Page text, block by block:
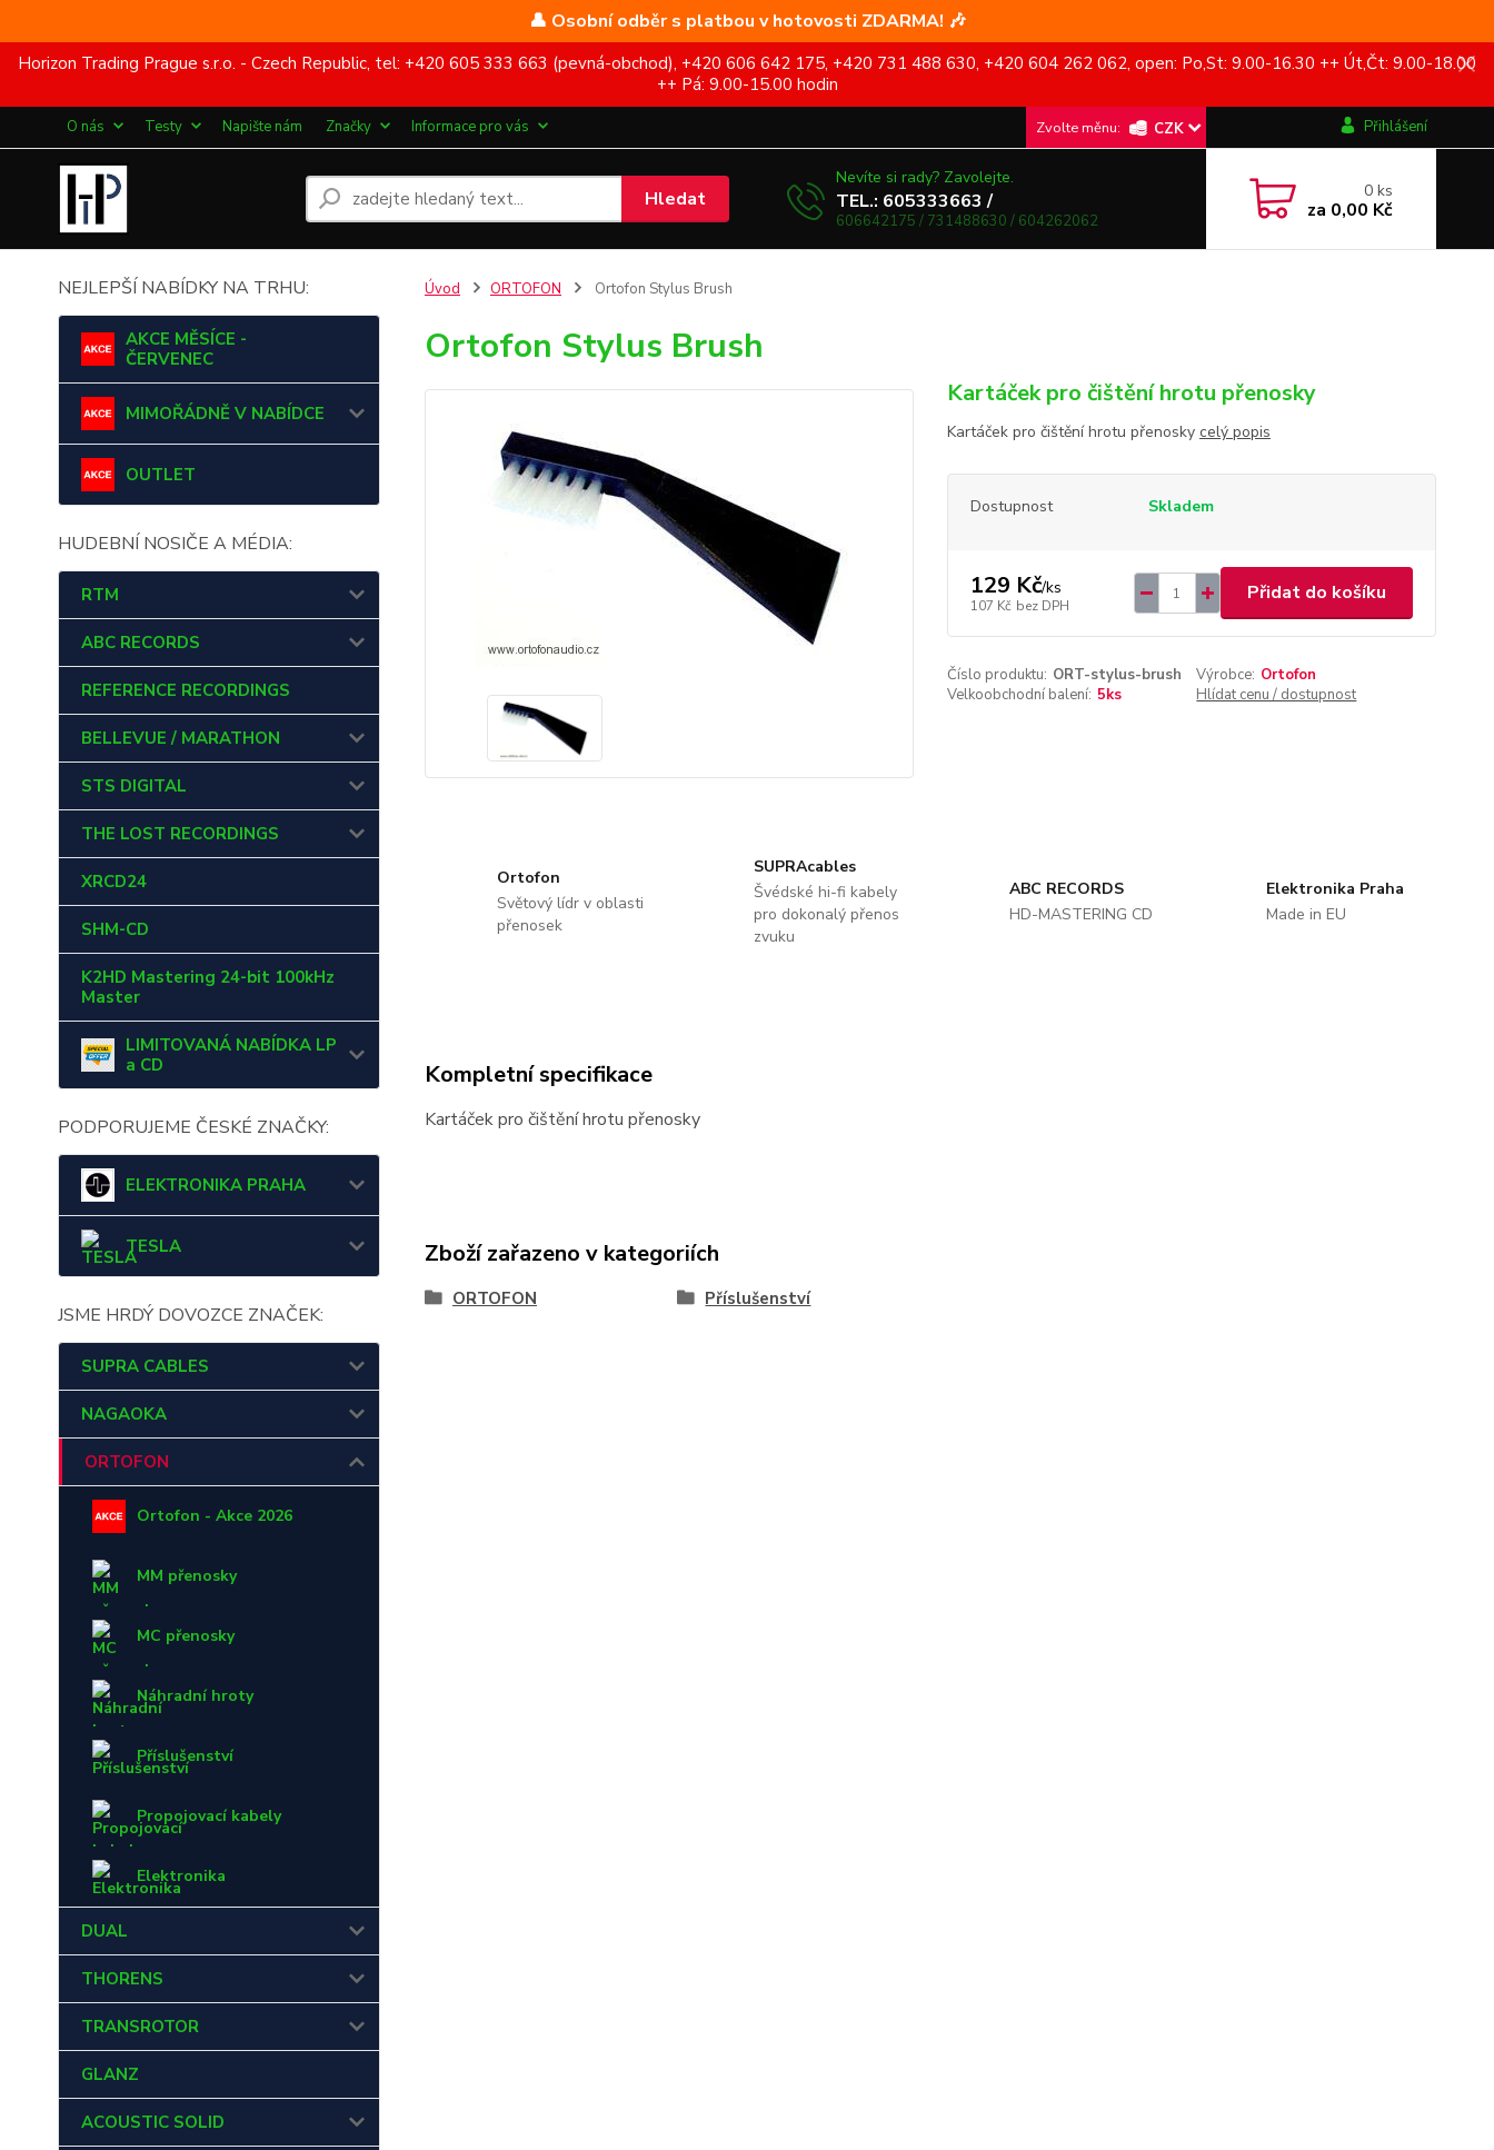
👤 Osobní odběr s platbou v hotovosti ZDARMA! 🎶
Horizon Trading Prague s.r.o. - Czech Republic, tel: +420 605 333 663 (pevná-obchod), +420 606 642 175, +420 731 488 630, +420 604 262 062, open: Po,St: 9.00-16.30 ++ Út,Čt: 9.00-18.00
++ Pá: 9.00-15.00 hodin
O nás Testy Napište nám Značky Informace pro vás CZK Přihlášení
Hledat
Nevíte si rady? Zavolejte.
TEL.: 605333663 /
606642175 / 731488630 / 604262062
0ks
za 0,00 Kč
NEJLEPŠÍ NABÍDKY NA TRHU:
AKCE MĚSÍCE -
ČERVENEC
MIMOŘÁDNĚ V NABÍDCE
OUTLET
HUDEBNÍ NOSIČE A MÉDIA:
RTM
ABC RECORDS
REFERENCE RECORDINGS
BELLEVUE / MARATHON
STS DIGITAL
THE LOST RECORDINGS
XRCD24
SHM-CD
K2HD Mastering 24-bit 100kHz
Master
LIMITOVANÁ NABÍDKA LP
a CD
PODPORUJEME ČESKÉ ZNAČKY:
ELEKTRONIKA PRAHA
TESLA
JSME HRDÝ DOVOZCE ZNAČEK:
SUPRA CABLES
NAGAOKA
ORTOFON
Ortofon - Akce 2026
MM přenosky
MC přenosky
Náhradní hroty
Příslušenství
Propojovací kabely
Elektronika
DUAL
THORENS
TRANSROTOR
GLANZ
ACOUSTIC SOLID
Úvod ORTOFON Ortofon Stylus Brush
Ortofon Stylus Brush
Kartáček pro čištění hrotu přenosky
Kartáček pro čištění hrotu přenosky celý popis
Dostupnost Skladem
129 Kč/ks
107 Kč bez DPH
Přidat do košíku
Číslo produktu: ORT-stylus-brush Výrobce: Ortofon
Velkoobchodní balení: 5ks Hlídat cenu / dostupnost
Ortofon
Světový lídr v oblasti
přenosek
SUPRAcables
Švédské hi-fi kabely
pro dokonalý přenos
zvuku
ABC RECORDS
HD-MASTERING CD
Elektronika Praha
Made in EU
Kompletní specifikace
Kartáček pro čištění hrotu přenosky
Zboží zařazeno v kategoriích
ORTOFON Příslušenství